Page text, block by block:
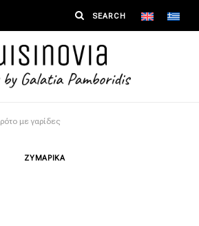
με γαρίδες
ΖΥΜΑΡΙΚΑ